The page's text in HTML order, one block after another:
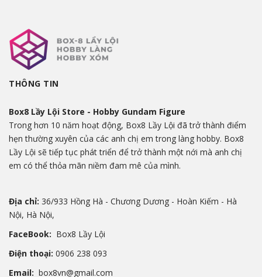
THÔNG TIN
Box8 Lầy Lội Store - Hobby Gundam Figure
Trong hơn 10 năm hoạt động, Box8 Lầy Lội đã trở thành điểm
hẹn thường xuyên của các anh chị em trong làng hobby. Box8
Lầy Lội sẽ tiếp tục phát triển để trở thành một nới mà anh chị
em có thể thỏa mãn niềm đam mê của mình.
Địa chỉ: 36/933 Hồng Hà - Chương Dương - Hoàn Kiếm - Hà
Nội, Hà Nội,
FaceBook: Box8 Lầy Lội
Điện thoại: 0906 238 093
Email: box8vn@gmail.com